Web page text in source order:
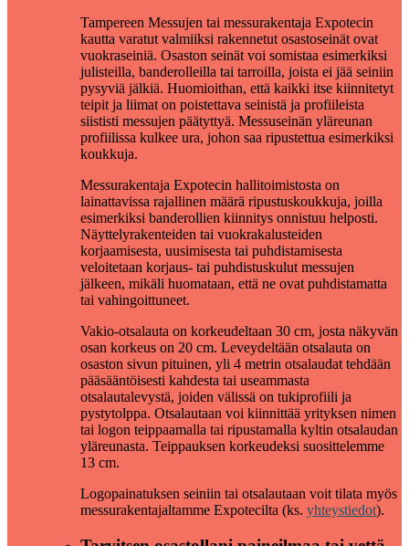
Tampereen Messujen tai messurakentaja Expotecin
kautta varatut valmiiksi rakennetut osastoseinät ovat
vuokraseiniä. Osaston seinät voi somistaa esimerkiksi
julisteilla, banderolleilla tai tarroilla, joista ei jää seiniin
pysyviä jälkiä. Huomioithan, että kaikki itse kiinnitetyt
teipit ja liimat on poistettava seinistä ja profiileista
siististi messujen päätyttyä. Messuseinän yläreunan
profiilissa kulkee ura, johon saa ripustettua esimerkiksi
koukkuja.
Messurakentaja Expotecin hallitoimistosta on
lainattavissa rajallinen määrä ripustuskoukkuja, joilla
esimerkiksi banderollien kiinnitys onnistuu helposti.
Näyttelyrakenteiden tai vuokrakalusteiden
korjaamisesta, uusimisesta tai puhdistamisesta
veloitetaan korjaus- tai puhdistuskulut messujen
jälkeen, mikäli huomataan, että ne ovat puhdistamatta
tai vahingoittuneet.
Vakio-otsalauta on korkeudeltaan 30 cm, josta näkyvän
osan korkeus on 20 cm. Leveydeltään otsalauta on
osaston sivun pituinen, yli 4 metrin otsalaudat tehdään
pääsääntöisesti kahdesta tai useammasta
otsalautalevystä, joiden välissä on tukiprofiili ja
pystytolppa. Otsalautaan voi kiinnittää yrityksen nimen
tai logon teippaamalla tai ripustamalla kyltin otsalaudan
yläreunasta. Teippauksen korkeudeksi suosittelemme
13 cm.
Logopainatuksen seiniin tai otsalautaan voit tilata myös
messurakentajaltamme Expotecilta (ks. yhteystiedot).